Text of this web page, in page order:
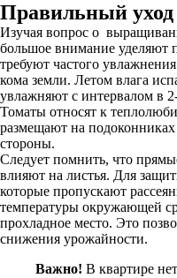
Правильный уход
Изучая вопрос о
большое внимание уделяют
требуют частого
кома земли. Летом влага
увлажняют с интервалом в
Томаты относят к
размещают на
стороны.
Следует помнить, что
влияют на листья. Для
которые пропускают
температуры окружающей
прохладное место. Это
снижения урожайности.
Важно! В квартире